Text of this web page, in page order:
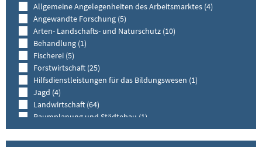
Allgemeine Angelegenheiten des Arbeitsmarktes (4)
Angewandte Forschung (5)
Arten- Landschafts- und Naturschutz (10)
Behandlung (1)
Fischerei (5)
Forstwirtschaft (25)
Hilfsdienstleistungen für das Bildungswesen (1)
Jagd (4)
Landwirtschaft (64)
Raumplanung und Städtebau (1)
Straßenverkehr (10)
Wasserwirtschaft (3)